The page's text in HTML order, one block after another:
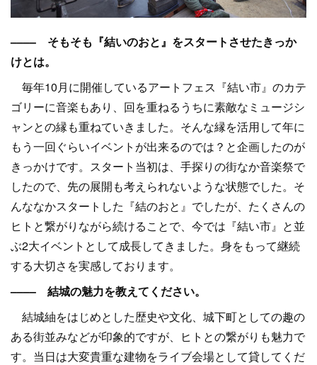
–––– そもそも『結いのおと』をスタートさせたきっか
けとは。
毎年10月に開催しているアートフェス『結い市』のカテ
ゴリーに音楽もあり、回を重ねるうちに素敵なミュージシ
ャンとの縁も重ねていきました。そんな縁を活用して年に
もう一回ぐらいイベントが出来るのでは？と企画したのが
きっかけです。スタート当初は、手探りの街なか音楽祭で
したので、先の展開も考えられないような状態でした。そ
んななかスタートした『結のおと』でしたが、たくさんの
ヒトと繋がりながら続けることで、今では『結い市』と並
ぶ2大イベントとして成長してきました。身をもって継続
する大切さを実感しております。
–––– 結城の魅力を教えてください。
結城紬をはじめとした歴史や文化、城下町としての趣の
ある街並みなどが印象的ですが、ヒトとの繋がりも魅力で
す。当日は大変貴重な建物をライブ会場として貸してくだ